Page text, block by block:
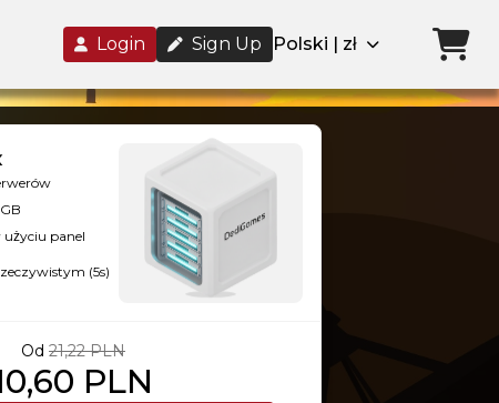
Login Sign Up Polski | zł
panel
(5s)
Od 21,22 PLN
PLN